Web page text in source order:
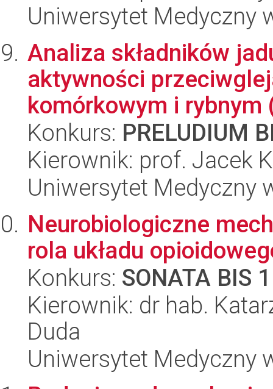
Uniwersytet Medyczny
Analiza składników
aktywności
komórkowym i rybnym
Konkurs: PRELUDIUM
Kierownik: prof. Jacek
Uniwersytet Medyczny
Neurobiologiczne
rola układu
Konkurs: SONATA BIS
Kierownik: dr hab.
Duda
Uniwersytet Medyczny